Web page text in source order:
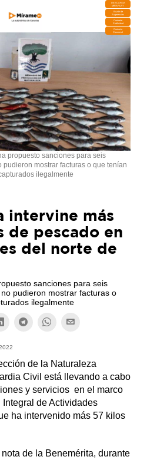
DESCARGA
MIRAPLAY
Buzón de
Sugerencias
Contratar
Publicidad
Contacto
Comercial
propuesto sanciones para seis
mostrar facturas o que tenían
ilegalmente
intervine más
de pescado en
del norte de
sanciones para seis
pudieron mostrar facturas o
ilegalmente
de la Naturaleza
Civil está llevando a cabo
y servicios en el marco
de Actividades
ha intervenido más 57 kilos
de la Benemérita, durante